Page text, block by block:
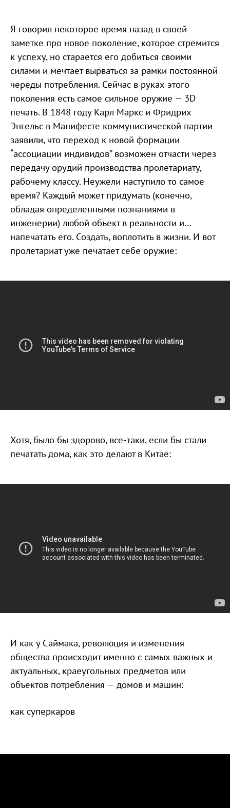
Я говорил некоторое время назад в своей
заметке про новое поколение, которое стремится
к успеху, но старается его добиться своими
силами и мечтает вырваться за рамки постоянной
череды потребления. Сейчас в руках этого
поколения есть самое сильное оружие — 3D
печать. В 1848 году Карл Маркс и Фридрих
Энгельс в Манифесте коммунистической партии
заявили, что переход к новой формации
“ассоциации индивидов” возможен отчасти через
передачу орудий производства пролетариату,
рабочему классу. Неужели наступило то самое
время? Каждый может придумать (конечно,
обладая определенными познаниями в
инженерии) любой объект в реальности и…
напечатать его. Создать, воплотить в жизни. И вот
пролетариат уже печатает себе оружие:
Хотя, было бы здорово, все-таки, если бы стали
печатать дома, как это делают в Китае:
И как у Саймака, революция и изменения
общества происходит именно с самых важных и
актуальных, краеугольных предметов или
объектов потребления — домов и машин:
как суперкаров